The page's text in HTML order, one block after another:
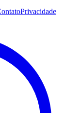
Privacidade